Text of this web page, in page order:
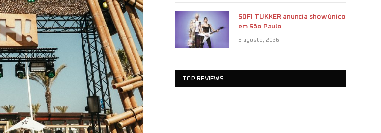
SOFI TUKKER anuncia show único
em São Paulo
5 agosto, 2026
TOP REVIEWS